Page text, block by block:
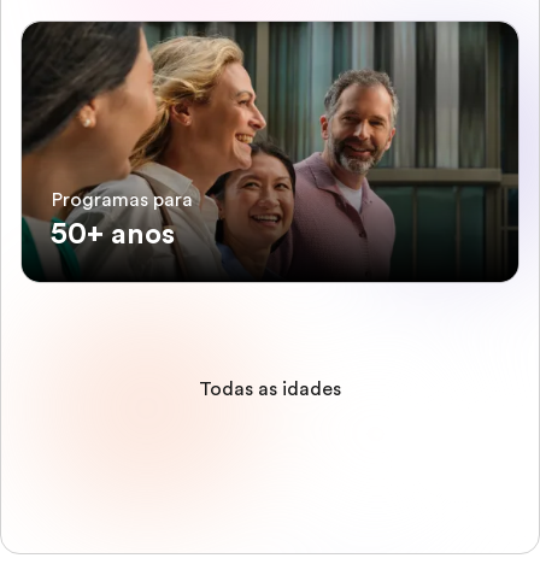
Programas para
50+ anos
Todas as idades